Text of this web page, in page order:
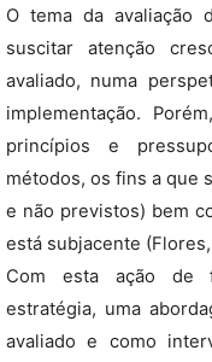
O tema da avaliação
suscitar atenção
avaliado, numa
implementação.
princípios e
métodos, os fins a que
e não previstos) bem
está subjacente
Com esta ação de
estratégia, uma
avaliado e como